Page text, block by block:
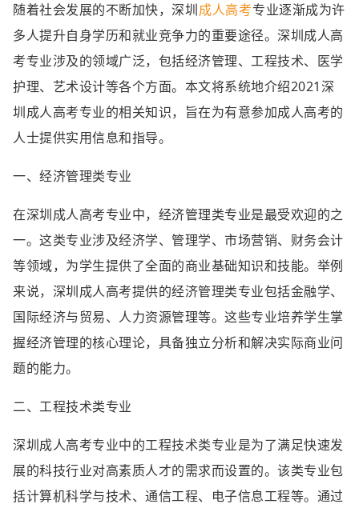
随着社会发展的不断加快，深圳成人高考专业逐渐成为许
多人提升自身学历和就业竞争力的重要途径。深圳成人高
考专业涉及的领域广泛，包括经济管理、工程技术、医学
护理、艺术设计等各个方面。本文将系统地介绍2021深
圳成人高考专业的相关知识，旨在为有意参加成人高考的
人士提供实用信息和指导。
一、经济管理类专业
在深圳成人高考专业中，经济管理类专业是最受欢迎的之
一。这类专业涉及经济学、管理学、市场营销、财务会计
等领域，为学生提供了全面的商业基础知识和技能。举例
来说，深圳成人高考提供的经济管理类专业包括金融学、
国际经济与贸易、人力资源管理等。这些专业培养学生掌
握经济管理的核心理论，具备独立分析和解决实际商业问
题的能力。
二、工程技术类专业
深圳成人高考专业中的工程技术类专业是为了满足快速发
展的科技行业对高素质人才的需求而设置的。该类专业包
括计算机科学与技术、通信工程、电子信息工程等。通过